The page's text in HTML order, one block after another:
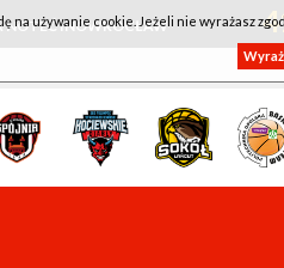
NOTEĆ INOWROCŁAW
na używanie cookie. Jeżeli nie wyrażasz